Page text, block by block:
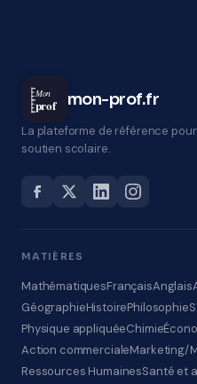
Mon
prof mon-prof.fr
La plateforme de référence
soutien scolaire.
MATIÈRES
MathématiquesFrançaisAnglais
GéographieHistoirePhilosophie
Physique appliquéeChimie
Action commercialeMarketing/
Ressources HumainesSanté et